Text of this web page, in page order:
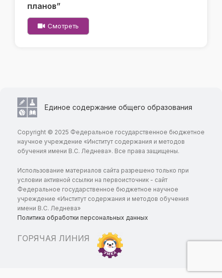
планов”
Смотреть
Единое содержание общего образования
Copyright © 2025 Федеральное государственное бюджетное
научное учреждение «Институт содержания и методов
обучения имени В.С. Леднева». Все права защищены.
Использование материалов сайта разрешено только при
условии активной ссылки на первоисточник - сайт
Федеральное государственное бюджетное научное
учреждение «Институт содержания и методов обучения
имени В.С. Леднева»
Политика обработки персональных данных
ГОРЯЧАЯ ЛИНИЯ